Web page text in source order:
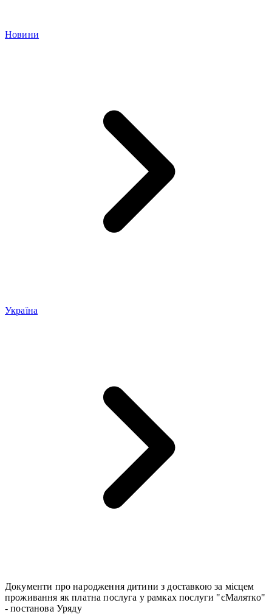
Новини
Україна
Документи про народження дитини з доставкою за місцем
проживання як платна послуга у рамках послуги "єМалятко"
- постанова Уряду